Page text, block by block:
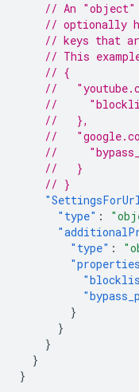
// An "object"
// optionally
// keys that
// This
// {
//
//
//   },
//
//
//   }
// }
"type" :
"type" :
}
}
}
}
}